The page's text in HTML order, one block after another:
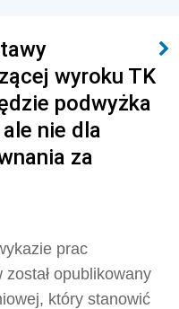
wyroku TK
podwyżka
nie dla
za
prac
opublikowany
który stanowić